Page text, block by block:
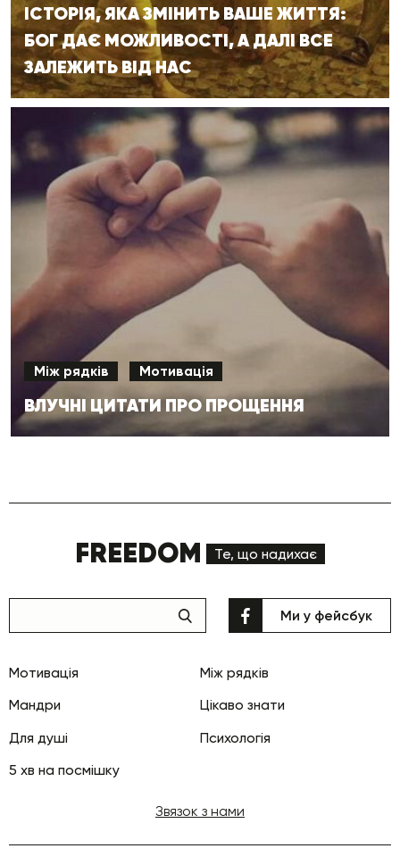
ІСТОРІЯ, ЯКА ЗМІНИТЬ ВАШЕ ЖИТТЯ:
БОГ ДАЄ МОЖЛИВОСТІ, А ДАЛІ ВСЕ
ЗАЛЕЖИТЬ ВІД НАС
Між рядків Мотивація
ВЛУЧНІ ЦИТАТИ ПРО ПРОЩЕННЯ
FREEDOM Те, що надихає
Мотивація
Між рядків
Мандри
Цікаво знати
Для душі
Психологія
5 хв на посмішку
Ми у фейсбук
Звязок з нами